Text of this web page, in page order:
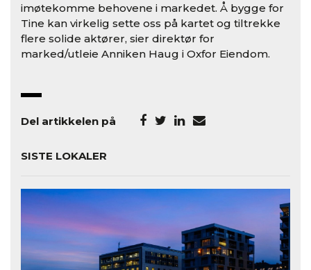
imøtekomme behovene i markedet. Å bygge for
Tine kan virkelig sette oss på kartet og tiltrekke
flere solide aktører, sier direktør for
marked/utleie Anniken Haug i Oxfor Eiendom.
Del artikkelen på
SISTE LOKALER